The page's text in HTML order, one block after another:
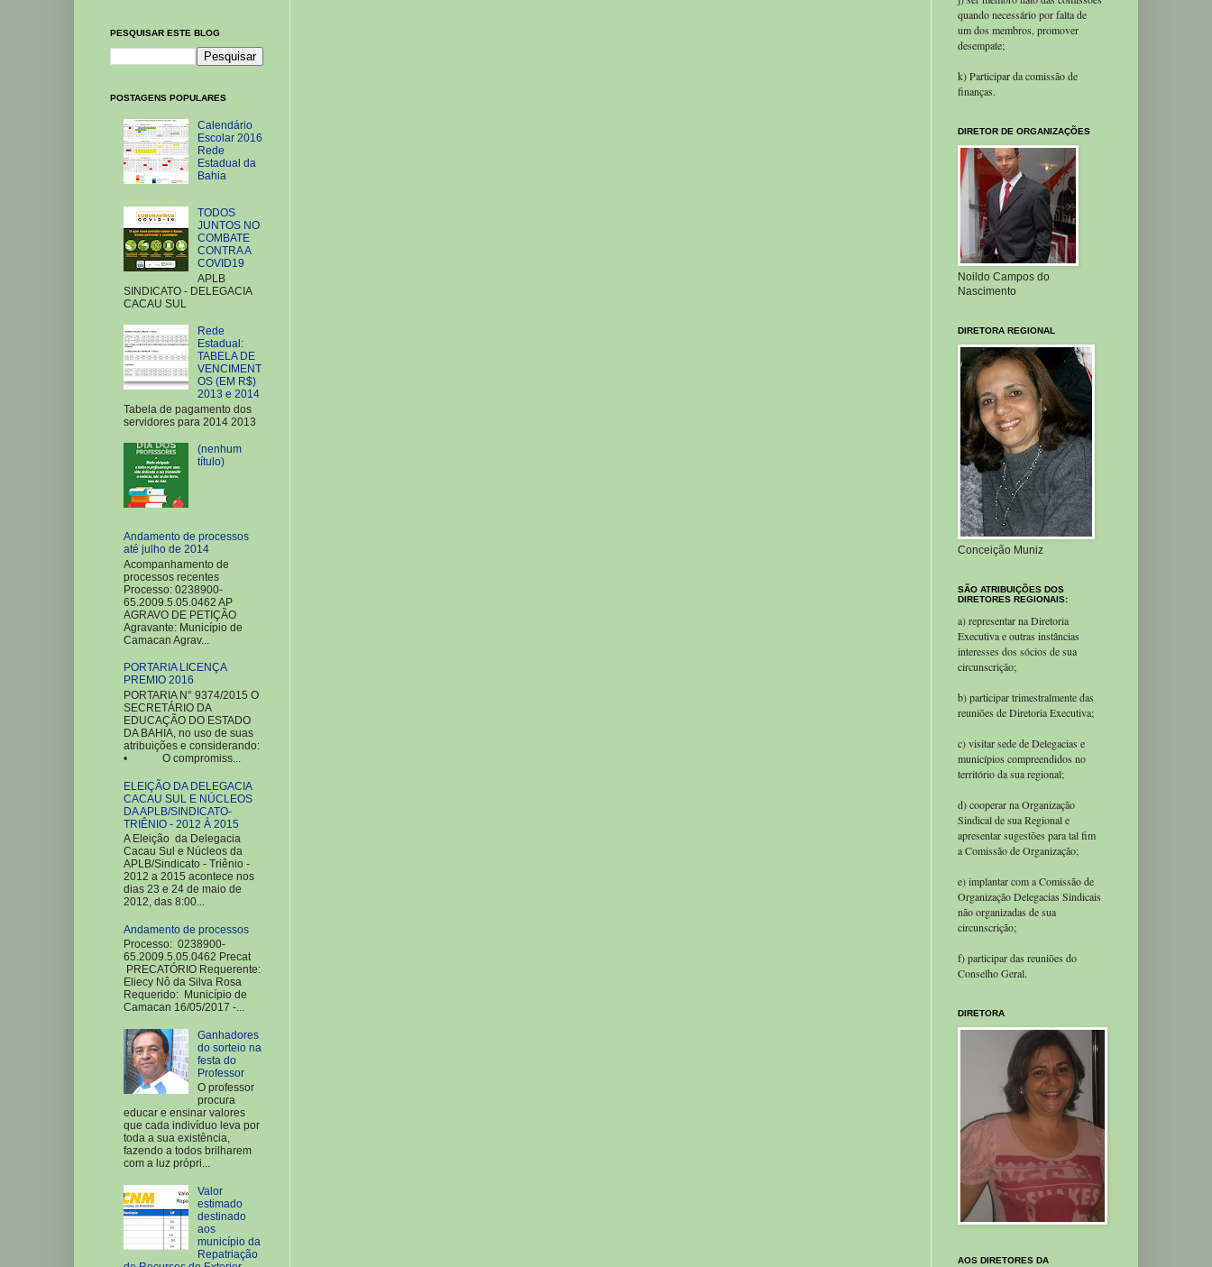
PESQUISAR ESTE BLOG
POSTAGENS POPULARES
Calendário
Escolar 2016
Rede
Estadual da
Bahia
TODOS
JUNTOS NO
COMBATE
CONTRA A
COVID19
APLB
SINDICATO - DELEGACIA
CACAU SUL
Rede
Estadual:
TABELA DE
VENCIMENT
OS (EM R$)
2013 e 2014
Tabela de pagamento dos
servidores para 2014 2013
(nenhum
título)
Andamento de processos
até julho de 2014
Acompanhamento de
processos recentes
Processo: 0238900-
65.2009.5.05.0462 AP
AGRAVO DE PETIÇÃO
Agravante: Município de
Camacan Agrav...
PORTARIA LICENÇA
PREMIO 2016
PORTARIA N° 9374/2015 O
SECRETÁRIO DA
EDUCAÇÃO DO ESTADO
DA BAHIA, no uso de suas
atribuições e considerando:
• O compromiss...
ELEIÇÃO DA DELEGACIA
CACAU SUL E NÚCLEOS
DA APLB/SINDICATO-
TRIÊNIO - 2012 À 2015
A Eleição da Delegacia
Cacau Sul e Núcleos da
APLB/Sindicato - Triênio -
2012 a 2015 acontece nos
dias 23 e 24 de maio de
2012, das 8:00...
Andamento de processos
Processo: 0238900-
65.2009.5.05.0462 Precat
PRECATÓRIO Requerente:
Eliecy Nô da Silva Rosa
Requerido: Município de
Camacan 16/05/2017 -...
Ganhadores
do sorteio na
festa do
Professor
O professor
procura
educar e ensinar valores
que cada indivíduo leva por
toda a sua existência,
fazendo a todos brilharem
com a luz própri...
Valor
estimado
destinado
aos
município da
Repatriação
quando necessário por falta de
um dos membros, promover
desempate;
k) Participar da comissão de
finanças.
DIRETOR DE ORGANIZAÇÕES
Noildo Campos do
Nascimento
DIRETORA REGIONAL
Conceição Muniz
SÃO ATRIBUIÇÕES DOS
DIRETORES REGIONAIS:
a) representar na Diretoria
Executiva e outras instâncias
interesses dos sócios de sua
circunscrição;
b) participar trimestralmente das
reuniões de Diretoria Executiva;
c) visitar sede de Delegacias e
municípios compreendidos no
território da sua regional;
d) cooperar na Organização
Sindical de sua Regional e
apresentar sugestões para tal fim
a Comissão de Organização;
e) implantar com a Comissão de
Organização Delegacias Sindicais
não organizadas de sua
circunscrição;
f) participar das reuniões do
Conselho Geral.
DIRETORA
AOS DIRETORES DA